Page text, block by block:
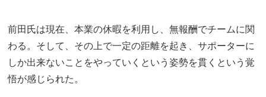
前田氏は現在、本業の休暇を利用し、無報酬でチームに関
わる。そして、その上で一定の距離を起き、サポーターに
しか出来ないことをやっていくという姿勢を貫くという覚
悟が感じられた。